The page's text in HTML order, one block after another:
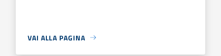
VAI ALLA PAGINA